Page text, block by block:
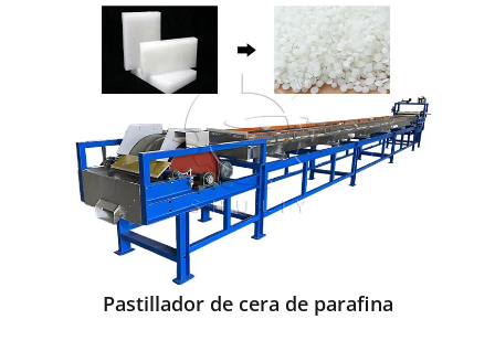
Pastillador de cera de parafina